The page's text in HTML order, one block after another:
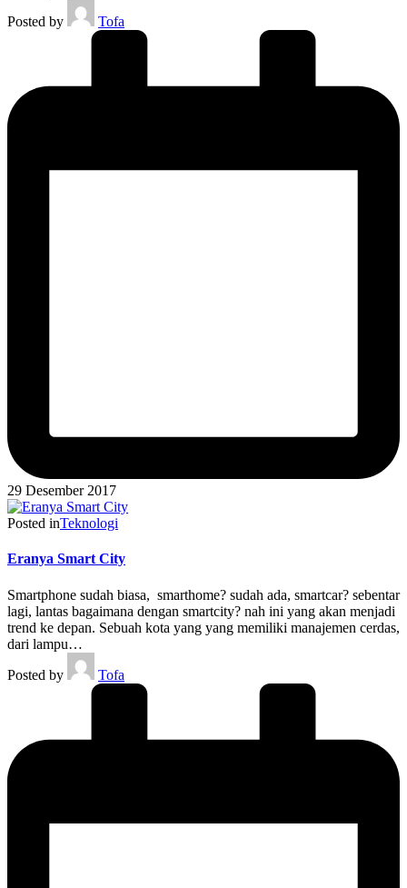
Posted by
Tofa
29 Desember 2017
Posted inTeknologi
Eranya Smart City
Smartphone sudah biasa, smarthome? sudah ada, smartcar? sebentar
lagi, lantas bagaimana dengan smartcity? nah ini yang akan menjadi
trend ke depan. Sebuah kota yang yang memiliki manajemen cerdas,
dari lampu…
Posted by
Tofa